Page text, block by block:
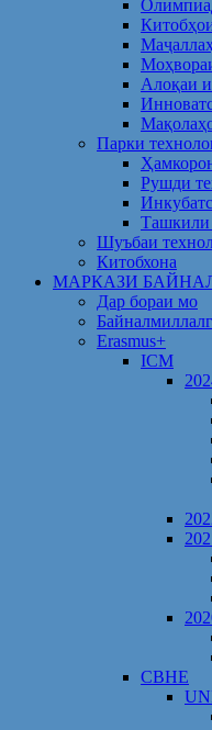
Алоқаи
Парки
Рушди
Ташкили
Шуъбаи
Китобхона
МАРКАЗИ
Дар бораи мо
Erasmus+
ICM
CBHE